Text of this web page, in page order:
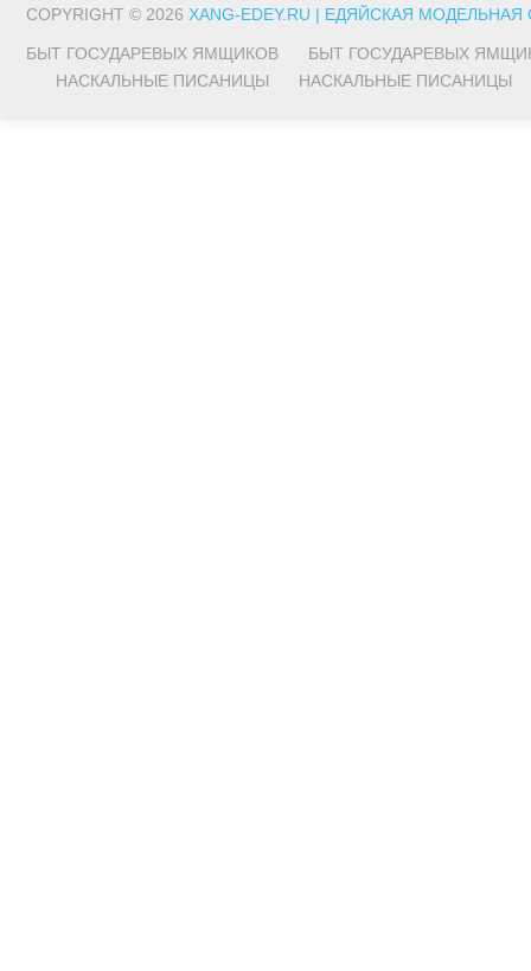
COPYRIGHT © 2026 XANG-EDEY.RU | ЕДЯЙСКАЯ
БЫТ ГОСУДАРЕВЫХ ЯМЩИКОВ
БЫТ ГОСУДАРЕВЫХ
НАСКАЛЬНЫЕ ПИСАНИЦЫ
НАСКАЛЬНЫЕ ПИСАНИЦЫ